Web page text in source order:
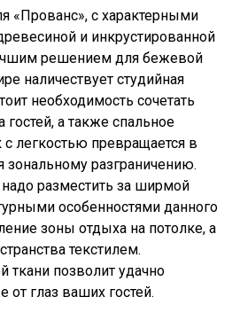
«Прованс», с характерными
и инкрустированной
решением для бежевой
наличествует студийная
необходимость сочетать
а также спальное
с легкостью превращается в
зональному разграничению.
разместить за ширмой
особенностями данного
зоны отдыха на потолке, а
текстилем.
ткани позволит удачно
от глаз ваших гостей.